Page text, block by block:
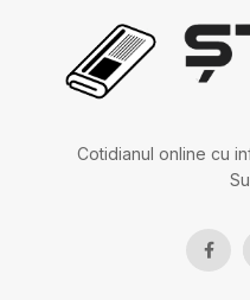
Cotidianul online cu